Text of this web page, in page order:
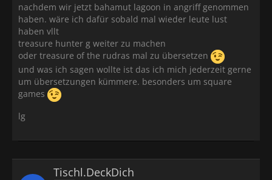
nachdem wir jetzt bahamut lagoon in angriff genommen
haben. wäre ich dafür sobald mal wieder leute lust
haben vllt
treasure hunter g weiter zu machen
oder treasure of the rudras mal zu übersetzen
und was ich sagen wollte ist das ich mich jederzeit gerne
um übersetzungen kümmere. besonders um square
games
lg
Tischl.DeckDich